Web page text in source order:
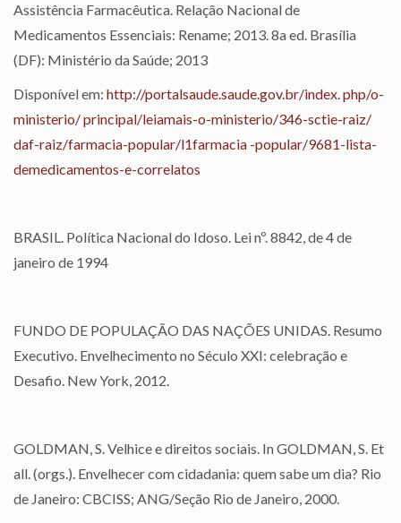
Assistência Farmacêutica. Relação Nacional de
Medicamentos Essenciais: Rename; 2013. 8a ed. Brasília
(DF): Ministério da Saúde; 2013
Disponível em: http://portalsaude.saude.gov.br/index. php/o-
ministerio/ principal/leiamais-o-ministerio/346-sctie-raiz/
daf-raiz/farmacia-popular/l1farmacia -popular/9681-lista-
demedicamentos-e-correlatos
BRASIL. Política Nacional do Idoso. Lei nº. 8842, de 4 de
janeiro de 1994
FUNDO DE POPULAÇÃO DAS NAÇÕES UNIDAS. Resumo
Executivo. Envelhecimento no Século XXI: celebração e
Desafio. New York, 2012.
GOLDMAN, S. Velhice e direitos sociais. In GOLDMAN, S. Et
all. (orgs.). Envelhecer com cidadania: quem sabe um dia? Rio
de Janeiro: CBCISS; ANG/Seção Rio de Janeiro, 2000.